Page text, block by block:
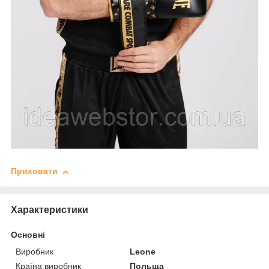
Приховати
Характеристики
Основні
Виробник
Leone
Країна виробник
Польща